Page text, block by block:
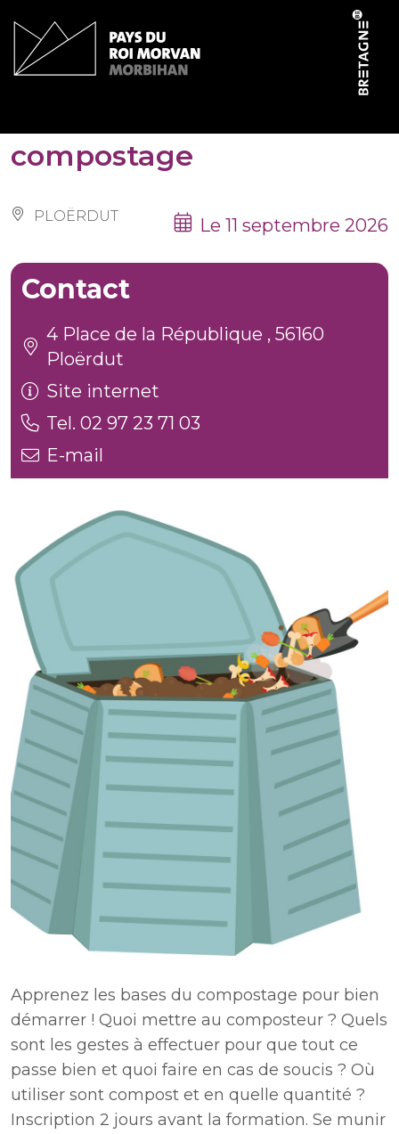
compostage
PLOËRDUT Le 11 septembre 2026
Apprenez les bases du compostage pour bien
démarrer ! Quoi mettre au composteur ? Quels
sont les gestes à effectuer pour que tout ce
passe bien et quoi faire en cas de soucis ? Où
utiliser sont compost et en quelle quantité ?
Inscription 2 jours avant la formation. Se munir
Contact
4 Place de la République , 56160
Ploërdut
Site internet
Tel. 02 97 23 71 03
E-mail